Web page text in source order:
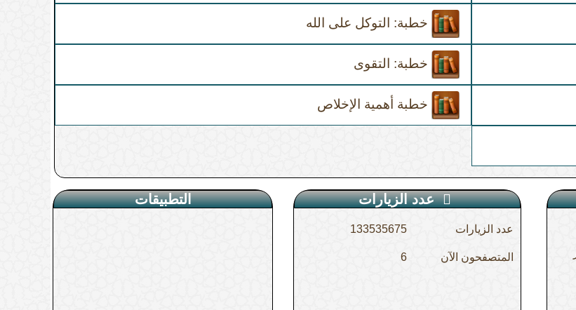
خطبة: التوكل على الله
خطبة: التقوى
خطبة أهمية الإخلاص
عدد الزيارات
عدد الزيارات 133535675
المتصفحون الآن 6
التطبيقات